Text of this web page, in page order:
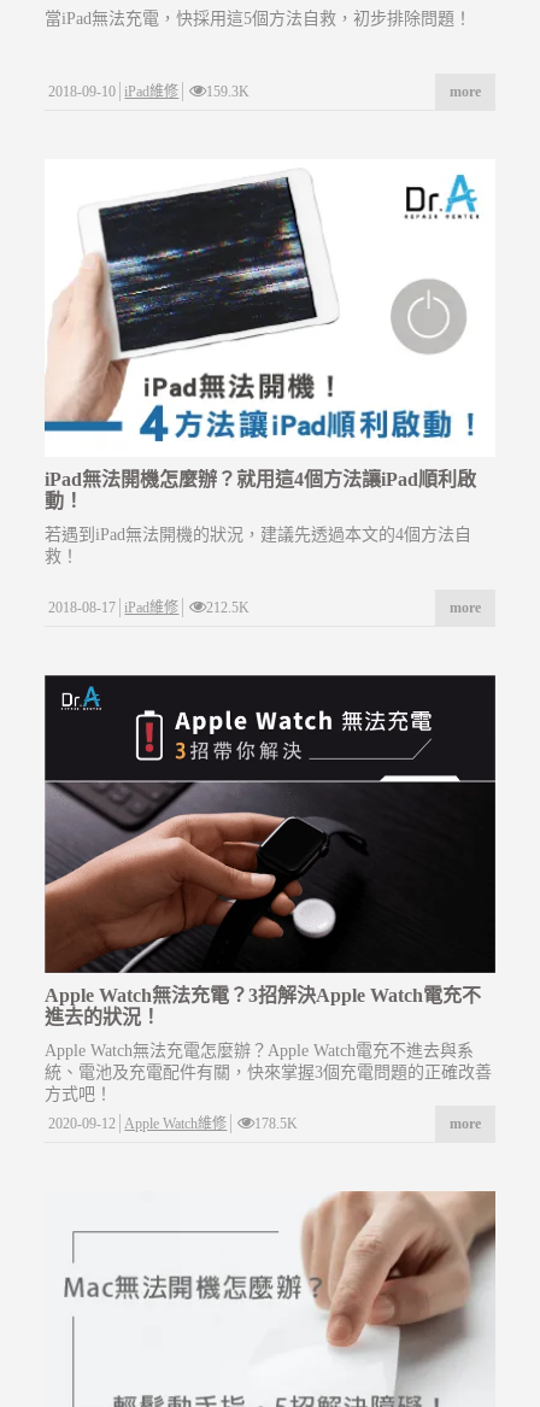
當iPad無法充電，快採用這5個方法自救，初步排除問題！
2018-09-10 iPad維修 159.3K more
iPad無法開機怎麼辦？就用這4個方法讓iPad順利啟
動！
若遇到iPad無法開機的狀況，建議先透過本文的4個方法自
救！
2018-08-17 iPad維修 212.5K more
Apple Watch無法充電？3招解決Apple Watch電充不
進去的狀況！
Apple Watch無法充電怎麼辦？Apple Watch電充不進去與系
統、電池及充電配件有關，快來掌握3個充電問題的正確改善
方式吧！
2020-09-12 Apple Watch維修 178.5K more